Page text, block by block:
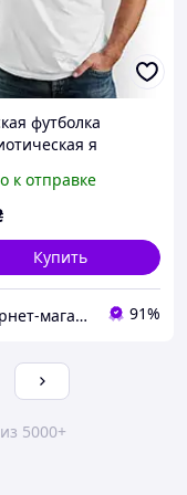
футболка
я
к отправке
Купить
Интернет-магазин "ЕXCLUSIVE" 91%
5000+